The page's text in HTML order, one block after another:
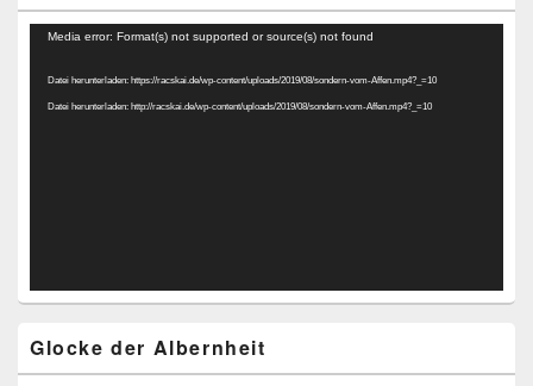
Video-
Media error: Format(s) not supported or source(s) not found
Datei herunterladen: https://racskai.de/wp-content/uploads/2019/08/sondern-vom-Affen.mp4?_=10
Datei herunterladen: http://racskai.de/wp-content/uploads/2019/08/sondern-vom-Affen.mp4?_=10
Glocke der Albernheit